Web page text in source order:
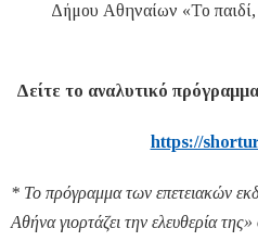
Δήμου Αθηναίων «Το
Δείτε το αναλυτικό
https://
* Το πρόγραμμα των επετειακών
Αθήνα γιορτάζει την ελευθερία της»